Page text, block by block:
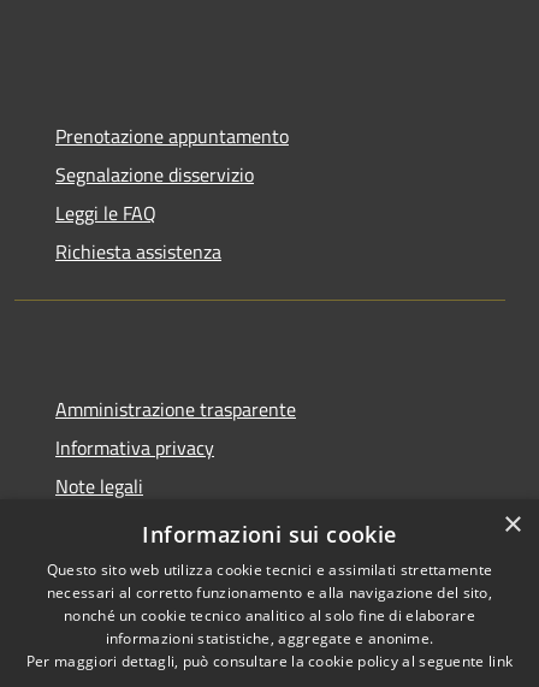
Prenotazione appuntamento
Segnalazione disservizio
Leggi le FAQ
Richiesta assistenza
Amministrazione trasparente
Informativa privacy
Note legali
Dichiarazione di accessibilità
Accessibilità
Copyright © 2026 • Comune di
Spoleto • Powered by
×
Informazioni sui cookie
Questo sito web utilizza cookie tecnici e assimilati strettamente
necessari al corretto funzionamento e alla navigazione del sito,
nonché un cookie tecnico analitico al solo fine di elaborare
informazioni statistiche, aggregate e anonime.
Per maggiori dettagli, può consultare la cookie policy al seguente link